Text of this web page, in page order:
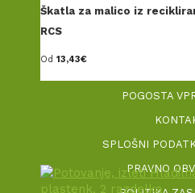
Škatla za malico iz
RCS
Od 13,43€
POGOSTA
SPLOŠNI
PRAVNO